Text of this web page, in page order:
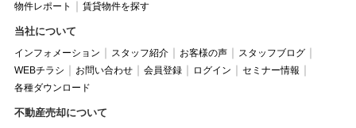
物件レポート
賃貸物件を探す
当社について
インフォメーション スタッフ紹介 お客様の声
スタッフブログ
WEBチラシ
お問い合わせ 会員登録 ログイン
セミナー情報
各種ダウンロード
不動産売却について